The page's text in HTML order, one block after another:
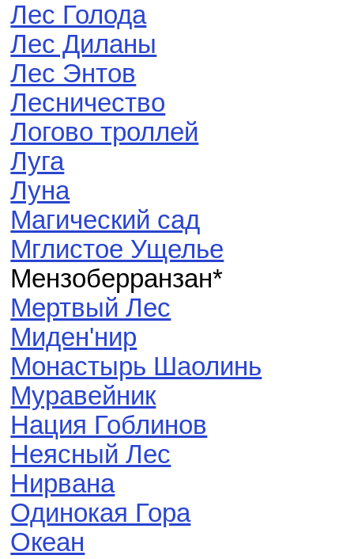
Лес Голода
Лес Диланы
Лес Энтов
Лесничество
Логово троллей
Луга
Луна
Магический сад
Мглистое Ущелье
Мензоберранзан*
Мертвый Лес
Миден'нир
Монастырь Шаолинь
Муравейник
Нация Гоблинов
Неясный Лес
Нирвана
Одинокая Гора
Океан